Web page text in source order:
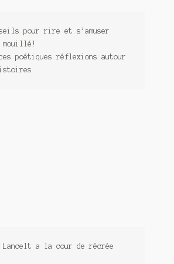
pour rire et s’amuser
poétiques réflexions autour
Lancelt a la cour de récrée